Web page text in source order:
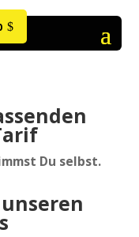
Du selbst.